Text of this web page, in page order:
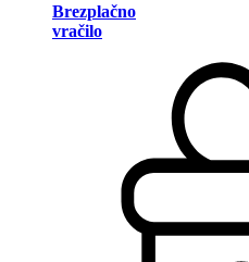
Brezplačno
vračilo